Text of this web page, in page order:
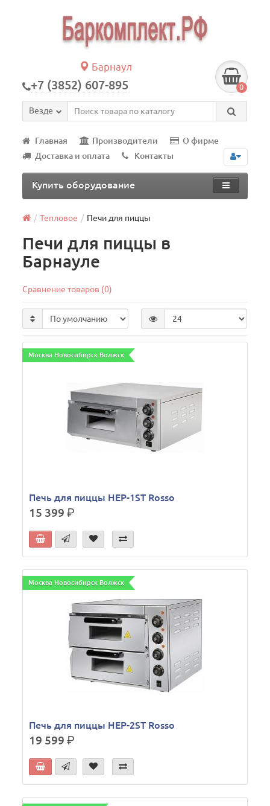
Барнаул
+7 (3852) 607-895 0
Везде
Главная Производители
О фирме
Доставка и оплата
Контакты
Купить оборудование
Тепловое Печи для пиццы
Печи для пиццы в
Барнауле
Сравнение товаров (0)
Москва Новосибирск Волжск
Печь для пиццы HEP-1ST Rosso
15 399р.
Москва Новосибирск Волжск
Печь для пиццы HEP-2ST Rosso
19 599р.